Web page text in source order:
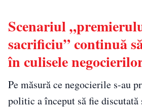
Scenariul
sacrificiu” continuă
în culisele
Pe măsură ce negocierile s-au
politic a început să fie